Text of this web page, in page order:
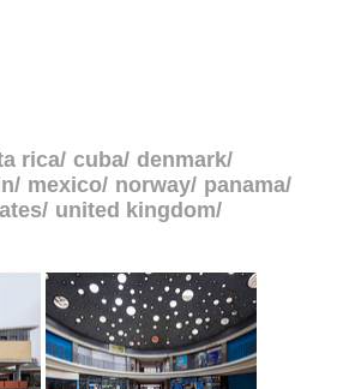
rica cuba denmark
mexico norway panama
united kingdom